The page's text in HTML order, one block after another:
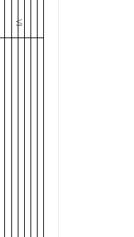
≤